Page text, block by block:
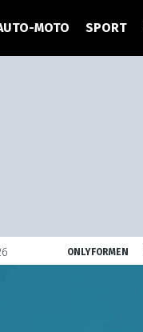
MOTO SPORT
ONLYFORMEN